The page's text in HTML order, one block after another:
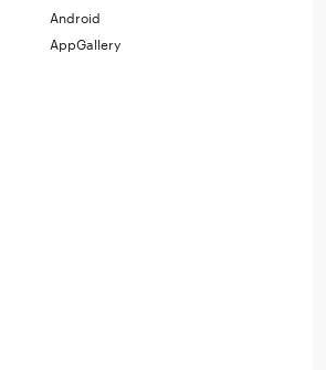
Android
AppGallery